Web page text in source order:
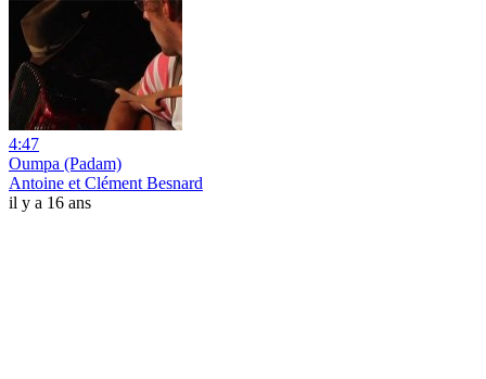
4:47
Oumpa (Padam)
Antoine et Clément Besnard
il y a 16 ans